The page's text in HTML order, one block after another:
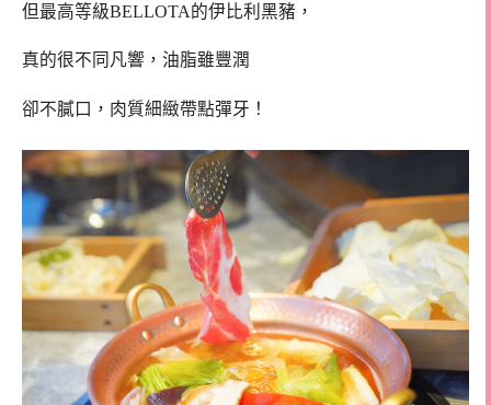
但最高等級BELLOTA的伊比利黑豬，
真的很不同凡響，油脂雖豐潤
卻不膩口，肉質細緻帶點彈牙！